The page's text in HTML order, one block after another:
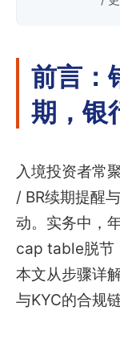
前言：
期，银
入境投资者常
/ BR续期提醒
动。实务中，
cap table脱节
本文从步骤详
与KYC的合规